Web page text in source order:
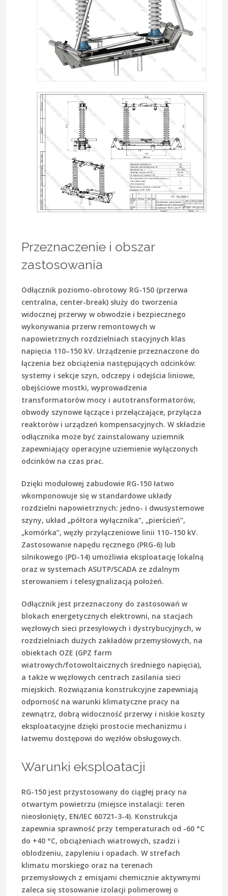
Przeznaczenie i obszar
zastosowania
Odłącznik poziomo-obrotowy RG-150 (przerwa
centralna, center-break) służy do tworzenia
widocznej przerwy w obwodzie i bezpiecznego
wykonywania przerw remontowych w
napowietrznych rozdzielniach stacyjnych klas
napięcia 110–150 kV. Urządzenie przeznaczone do
łączenia bez obciążenia następujących odcinków:
systemy i sekcje szyn, odczepy i odejścia liniowe,
obejściowe mostki, wyprowadzenia
transformatorów mocy i autotransformatorów,
obwody szynowe łączące i przełączające, przyłącza
reaktorów i urządzeń kompensacyjnych. W składzie
odłącznika może być zainstalowany uziemnik
zapewniający operacyjne uziemienie wyłączonych
odcinków na czas prac.
Dzięki modułowej zabudowie RG-150 łatwo
wkomponowuje się w standardowe układy
rozdzielni napowietrznych: jedno- i dwusystemowe
szyny, układ „półtora wyłącznika”, „pierścień”,
„komórka”, węzły przyłączeniowe linii 110–150 kV.
Zastosowanie napędu ręcznego (PRG-6) lub
silnikowego (PD-14) umożliwia eksploatację lokalną
oraz w systemach ASUTP/SCADA ze zdalnym
sterowaniem i telesygnalizacją położeń.
Odłącznik jest przeznaczony do zastosowań w
blokach energetycznych elektrowni, na stacjach
węzłowych sieci przesyłowych i dystrybucyjnych, w
rozdzielniach dużych zakładów przemysłowych, na
obiektach OZE (GPZ farm
wiatrowych/fotowoltaicznych średniego napięcia),
a także w węzłowych centrach zasilania sieci
miejskich. Rozwiązania konstrukcyjne zapewniają
odporność na warunki klimatyczne pracy na
zewnątrz, dobrą widoczność przerwy i niskie koszty
eksploatacyjne dzięki prostocie mechanizmu i
łatwemu dostępowi do węzłów obsługowych.
Warunki eksploatacji
RG-150 jest przystosowany do ciągłej pracy na
otwartym powietrzu (miejsce instalacji: teren
nieosłonięty, EN/IEC 60721-3-4). Konstrukcja
zapewnia sprawność przy temperaturach od -60 °C
do +40 °C, obciążeniach wiatrowych, szadzi i
oblodzeniu, zapyleniu i opadach. W strefach
klimatu morskiego oraz na terenach
przemysłowych z emisjami chemicznie aktywnymi
zaleca się stosowanie izolacji polimerowej o